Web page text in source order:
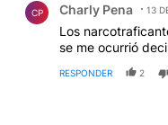
CP Charly Pena 13
Los
se me ocurrió
RESPONDER 2